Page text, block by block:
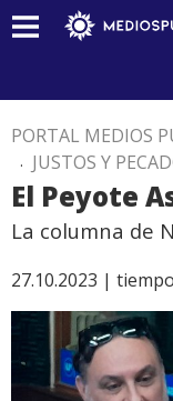
PORTAL MEDIOS
. JUSTOS Y
El Peyote
La columna de
27.10.2023 |